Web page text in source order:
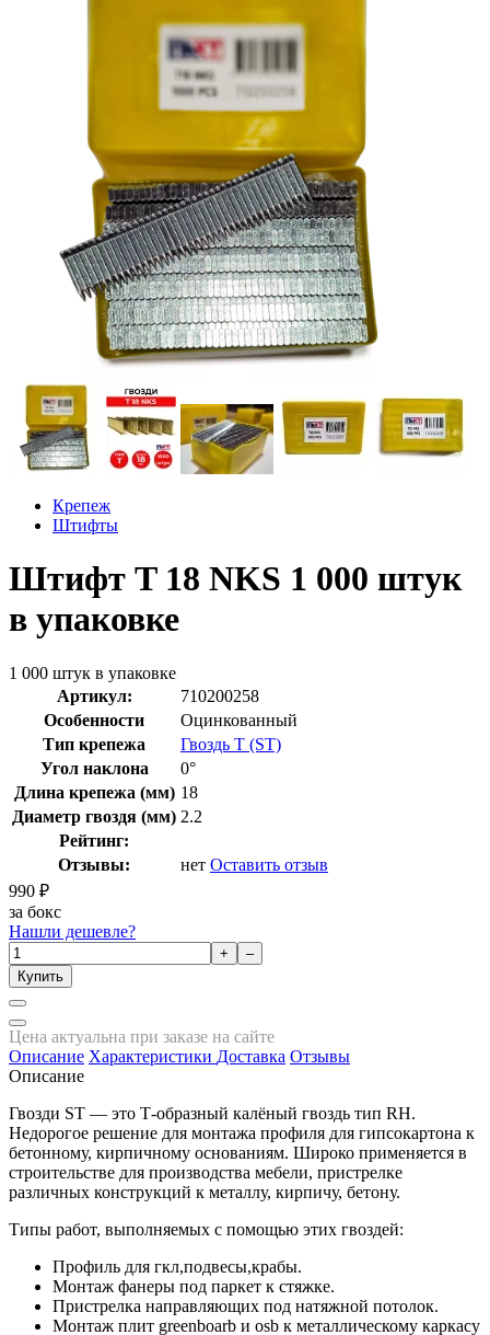
Крепеж
Штифты
Штифт T 18 NKS 1 000 штук
в упаковке
1 000 штук в упаковке
Артикул:
710200258
Особенности
Оцинкованный
Тип крепежа
Гвоздь T (ST)
Угол наклона
0°
Длина крепежа (мм) 18
Диаметр гвоздя (мм) 2.2
Рейтинг:
Отзывы:
нет Оставить отзыв
990 ₽
за бокс
Нашли дешевле?
+
–
Купить
Цена актуальна при заказе на сайте
Описание Характеристики Доставка Отзывы
Описание
Гвозди ST — это Т-образный калёный гвоздь тип RH.
Недорогое решение для монтажа профиля для гипсокартона к
бетонному, кирпичному основаниям. Широко применяется в
строительстве для производства мебели, пристрелке
различных конструкций к металлу, кирпичу, бетону.
Типы работ, выполняемых с помощью этих гвоздей:
Профиль для гкл,подвесы,крабы.
Монтаж фанеры под паркет к стяжке.
Пристрелка направляющих под натяжной потолок.
Монтаж плит greenboarb и osb к металлическому каркасу